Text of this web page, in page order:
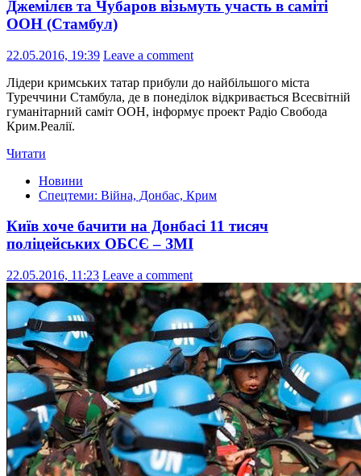
Джемілєв та Чубаров візьмуть участь в саміті
ООН (Стамбул)
22.05.2016, 19:39 Leave a comment
Лідери кримських татар прибули до найбільшого міста
Туреччини Стамбула, де в понеділок відкривається Всесвітній
гуманітарний саміт ООН, інформує проект Радіо Свобода
Крим.Реалії.
Читати
Новини
Спецтеми: Війна, Донбас, Крим
Київ хоче бачити на Донбасі 11 тисяч
поліцейських ОБСЄ – ЗМІ
22.05.2016, 11:23 Leave a comment